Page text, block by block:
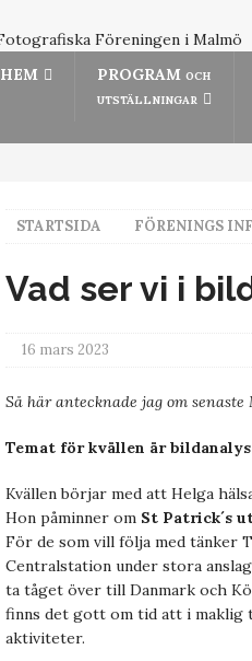
HEM PROGRAM OCH
UTSTÄLLNINGAR
STARTSIDA FÖRENINGS
Vad ser vi i
16 mars 2023
Så här antecknade jag om
Temat för kvällen är bildanalys
Kvällen börjar med att Helga
Hon påminner om St Patrick´s
För de som vill följa med tänker
Centralstation under stora
ta tåget över till Danmark och
finns det gott om tid att i
aktiviteter.